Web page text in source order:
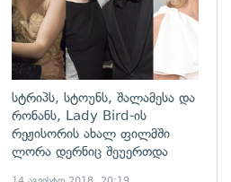
სტრიპს, სტოუნს, შალამესა და
რონანს, Lady Bird-ის
რეჟისორის ახალ ფილმში
ლორა დერნიც შეუერთდა